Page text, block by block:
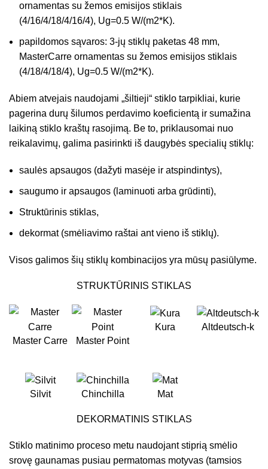
ornamentas su žemos emisijos stiklais
(4/16/4/18/4/16/4), Ug=0.5 W/(m2*K).
papildomos sąvaros: 3-jų stiklų paketas 48 mm,
MasterCarre ornamentas su žemos emisijos stiklais
(4/18/4/18/4), Ug=0.5 W/(m2*K).
Abiem atvejais naudojami „šiltieji“ stiklo tarpikliai, kurie
pagerina durų šilumos perdavimo koeficientą ir sumažina
laikiną stiklo kraštų rasojimą. Be to, priklausomai nuo
reikalavimų, galima pasirinkti iš daugybės specialių stiklų:
saulės apsaugos (dažyti masėje ir atspindintys),
saugumo ir apsaugos (laminuoti arba grūdinti),
Struktūrinis stiklas,
dekormat (smėliavimo raštai ant vieno iš stiklų).
Visos galimos šių stiklų kombinacijos yra mūsų pasiūlyme.
STRUKTŪRINIS STIKLAS
Master Carre Master Point
Kura Altdeutsch-k
Silvit Chinchilla Mat
DEKORMATINIS STIKLAS
Stiklo matinimo proceso metu naudojant stiprią smėlio
srovę gaunamas pusiau permatomas motyvas (tamsios